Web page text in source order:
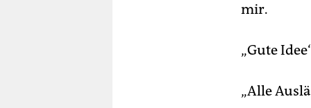
mir.
„Gute
„Alle